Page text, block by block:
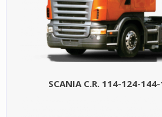
SCANIA C.R. 114-124-144-